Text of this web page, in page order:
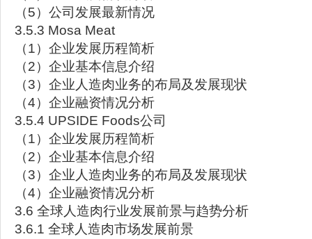
（5）公司发展最新情况
3.5.3 Mosa Meat
（1）企业发展历程简析
（2）企业基本信息介绍
（3）企业人造肉业务的布局及发展现状
（4）企业融资情况分析
3.5.4 UPSIDE Foods公司
（1）企业发展历程简析
（2）企业基本信息介绍
（3）企业人造肉业务的布局及发展现状
（4）企业融资情况分析
3.6 全球人造肉行业发展前景与趋势分析
3.6.1 全球人造肉市场发展前景